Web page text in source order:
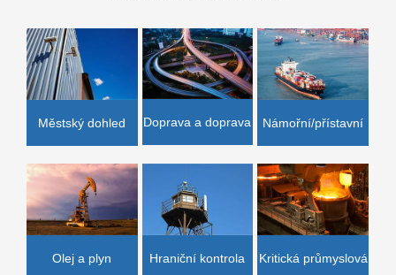
Městský dohled Doprava a doprava Námořní/přístavní
Olej a plyn Hraniční kontrola
Kritická průmyslová